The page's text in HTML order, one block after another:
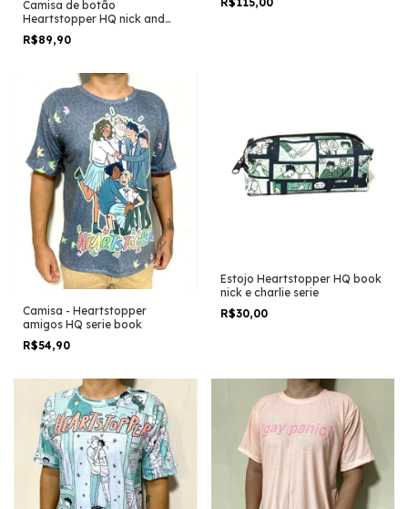
Camisa de botão
Heartstopper HQ nick and
charlie serie book
R$89,90
Camisa - Heartstopper
amigos HQ serie book
R$54,90
Estojo Heartstopper HQ book
nick e charlie serie
R$30,00